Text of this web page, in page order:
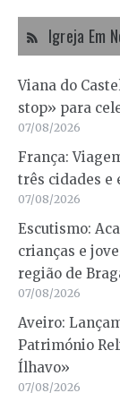
Igreja Em
Viana do
stop» para
07/08/2026
França:
três cidades e
07/08/2026
Escutismo:
crianças e
região de
07/08/2026
Aveiro:
Património
Ílhavo»
07/08/2026